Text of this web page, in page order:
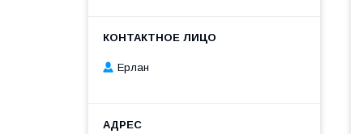
Ерлан